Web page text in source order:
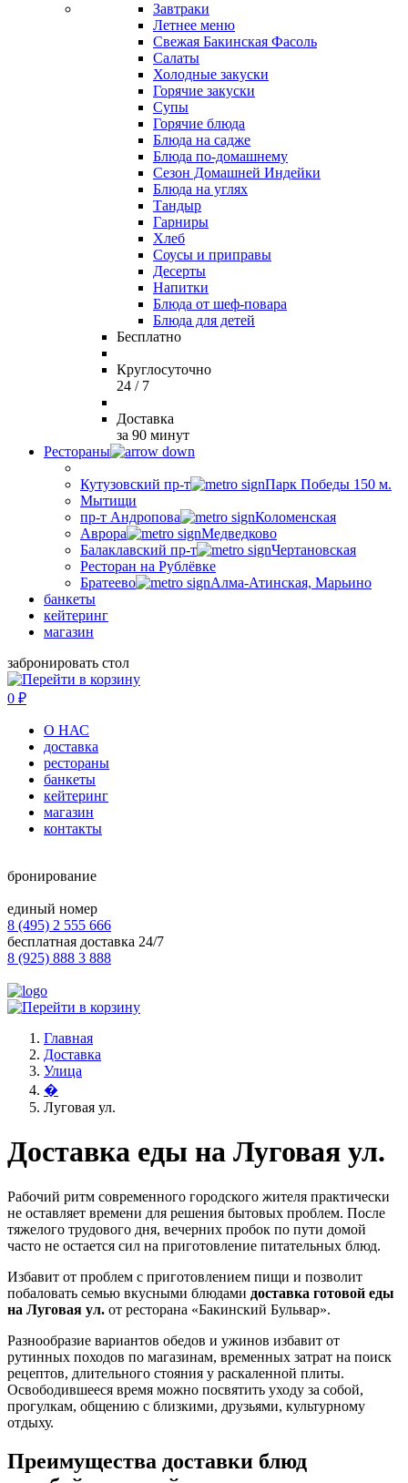
Завтраки
Летнее меню
Свежая Бакинская Фасоль
Салаты
Холодные закуски
Горячие закуски
Супы
Горячие блюда
Блюда на садже
Блюда по-домашнему
Сезон Домашней Индейки
Блюда на углях
Тандыр
Гарниры
Хлеб
Соусы и приправы
Десерты
Напитки
Блюда от шеф-повара
Блюда для детей
Бесплатно
Круглосуточно
24 / 7
Доставка
за 90 минут
Рестораны
Кутузовский пр-т
Парк Победы 150 м.
Мытищи
пр-т Андропова
Коломенская
Аврора
Медведково
Балаклавский пр-т
Чертановская
Ресторан на Рублёвке
Братеево
Алма-Атинская, Марьино
банкеты
кейтеринг
магазин
забронировать стол
0 ₽
О НАС
доставка
рестораны
банкеты
кейтеринг
магазин
контакты
бронирование
единый номер
8 (495) 2 555 666
бесплатная доставка 24/7
8 (925) 888 3 888
Главная
Доставка
Улица
�
Луговая ул.
Доставка еды на Луговая ул.
Рабочий ритм современного городского жителя практически
не оставляет времени для решения бытовых проблем. После
тяжелого трудового дня, вечерних пробок по пути домой
часто не остается сил на приготовление питательных блюд.
Избавит от проблем с приготовлением пищи и позволит
побаловать семью вкусными блюдами доставка готовой еды
на Луговая ул. от ресторана «Бакинский Бульвар».
Разнообразие вариантов обедов и ужинов избавит от
рутинных походов по магазинам, временных затрат на поиск
рецептов, длительного стояния у раскаленной плиты.
Освободившееся время можно посвятить уходу за собой,
прогулкам, общению с близкими, друзьями, культурному
отдыху.
Преимущества доставки блюд